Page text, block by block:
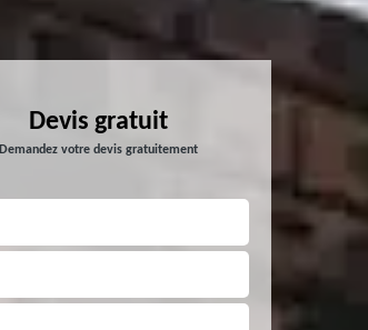
Devis gratuit
Demandez votre devis gratuitement